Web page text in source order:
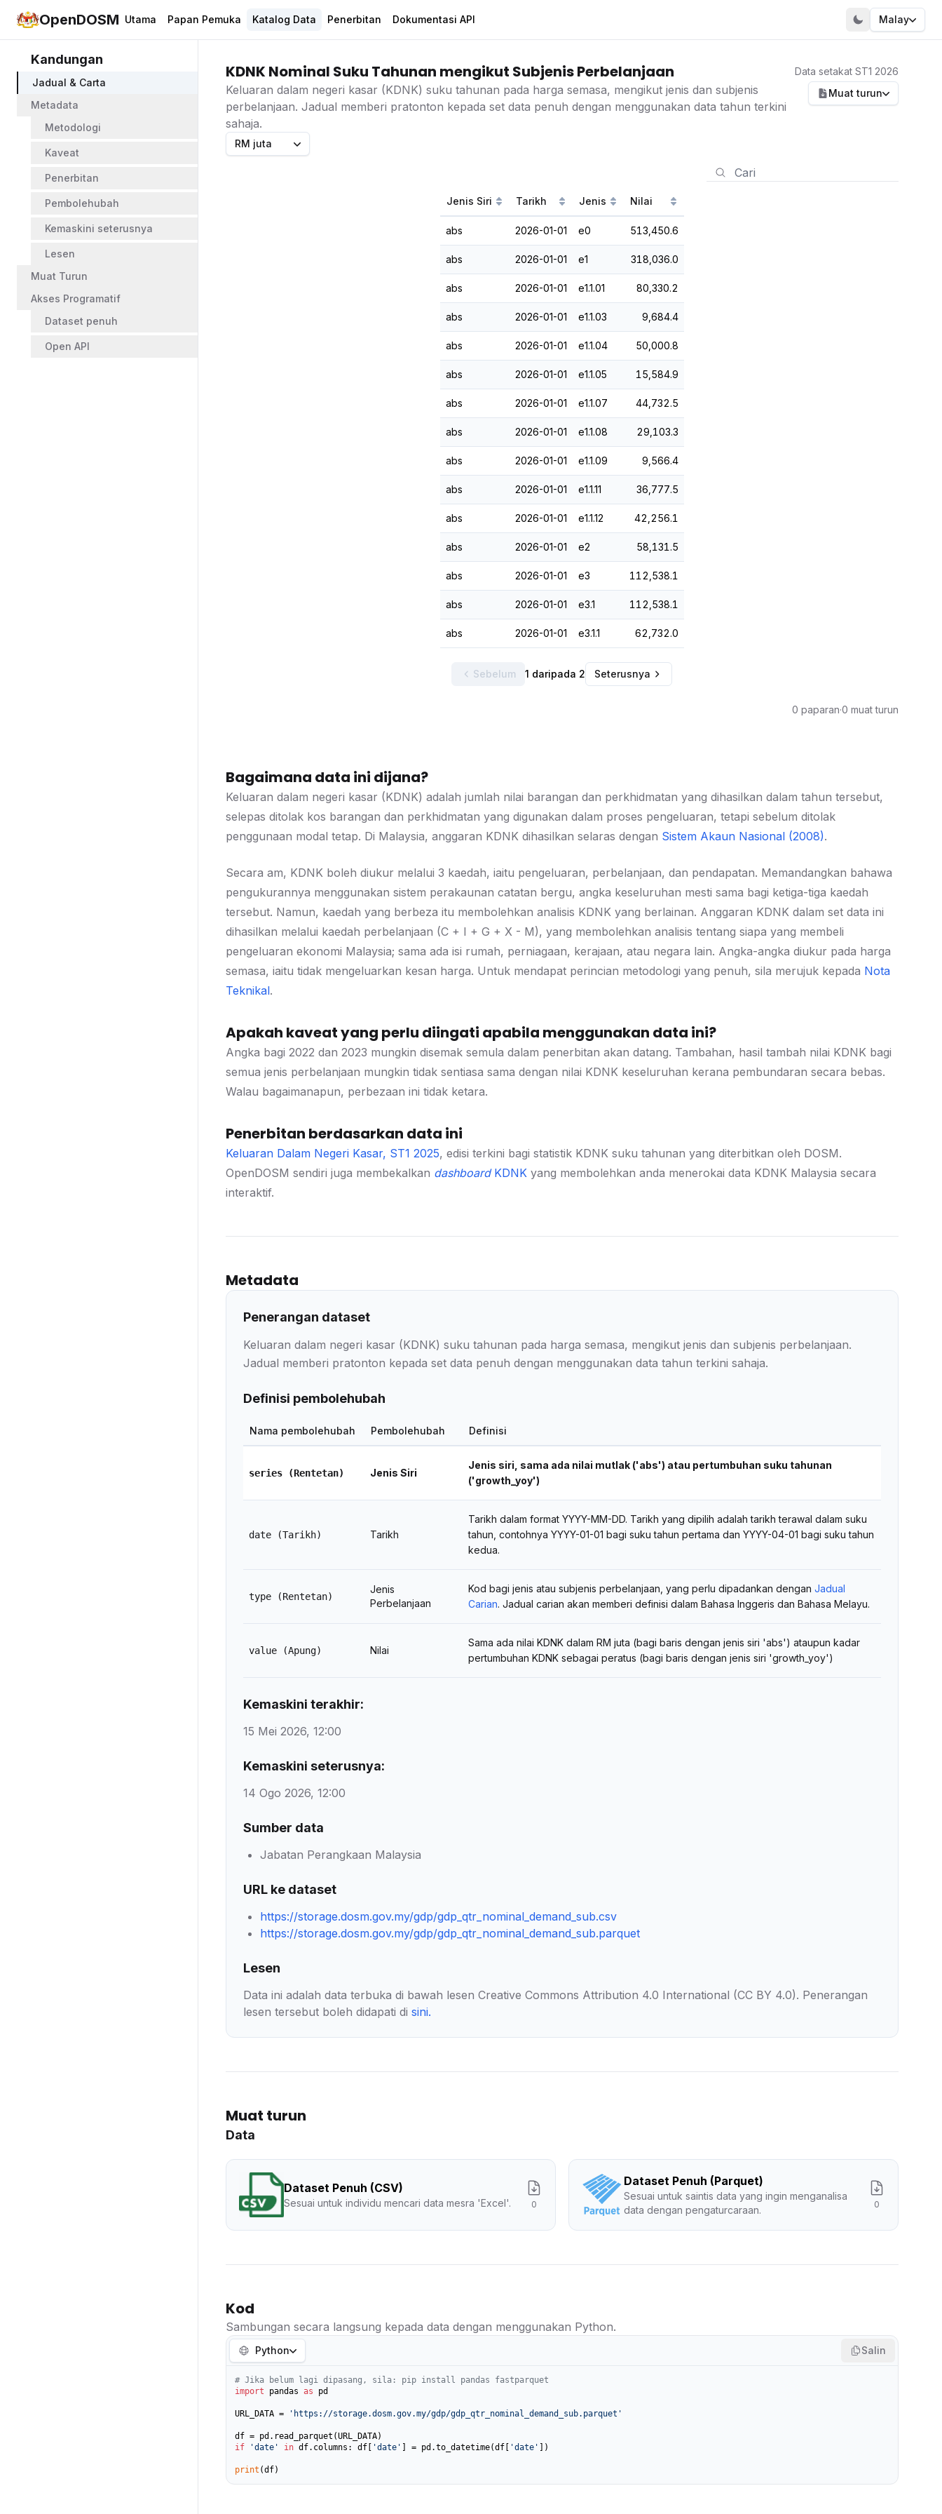
OpenDOSM Utama Papan Pemuka Katalog Data Penerbitan Dokumentasi API Malay
Kandungan
Jadual & Carta
Metadata
Metodologi
Kaveat
Penerbitan
Pembolehubah
Kemaskini seterusnya
Lesen
Muat Turun
Akses Programatif
Dataset penuh
Open API
KDNK Nominal Suku Tahunan mengikut Subjenis Perbelanjaan Data setakat ST1 2026
Keluaran dalam negeri kasar (KDNK) suku tahunan pada harga semasa, mengikut jenis dan subjenis
perbelanjaan. Jadual memberi pratonton kepada set data penuh dengan menggunakan data tahun terkini
sahaja.
Muat turun
RM juta
Jenis Siri Tarikh Jenis Nilai
abs 2026-01-01 e0 513,450.6
abs 2026-01-01 e1 318,036.0
abs 2026-01-01 e1.1.01 80,330.2
abs 2026-01-01 e1.1.03 9,684.4
abs 2026-01-01 e1.1.04 50,000.8
abs 2026-01-01 e1.1.05 15,584.9
abs 2026-01-01 e1.1.07 44,732.5
abs 2026-01-01 e1.1.08 29,103.3
abs 2026-01-01 e1.1.09 9,566.4
abs 2026-01-01 e1.1.11 36,777.5
abs 2026-01-01 e1.1.12 42,256.1
abs 2026-01-01 e2 58,131.5
abs 2026-01-01 e3 112,538.1
abs 2026-01-01 e3.1 112,538.1
abs 2026-01-01 e3.1.1 62,732.0
Sebelum 1 daripada 2 Seterusnya
0 paparan·0 muat turun
Bagaimana data ini dijana?
Keluaran dalam negeri kasar (KDNK) adalah jumlah nilai barangan dan perkhidmatan yang dihasilkan dalam tahun tersebut,
selepas ditolak kos barangan dan perkhidmatan yang digunakan dalam proses pengeluaran, tetapi sebelum ditolak
penggunaan modal tetap. Di Malaysia, anggaran KDNK dihasilkan selaras dengan Sistem Akaun Nasional (2008).
Secara am, KDNK boleh diukur melalui 3 kaedah, iaitu pengeluaran, perbelanjaan, dan pendapatan. Memandangkan bahawa
pengukurannya menggunakan sistem perakaunan catatan bergu, angka keseluruhan mesti sama bagi ketiga-tiga kaedah
tersebut. Namun, kaedah yang berbeza itu membolehkan analisis KDNK yang berlainan. Anggaran KDNK dalam set data ini
dihasilkan melalui kaedah perbelanjaan (C + I + G + X - M), yang membolehkan analisis tentang siapa yang membeli
pengeluaran ekonomi Malaysia; sama ada isi rumah, perniagaan, kerajaan, atau negara lain. Angka-angka diukur pada harga
semasa, iaitu tidak mengeluarkan kesan harga. Untuk mendapat perincian metodologi yang penuh, sila merujuk kepada Nota
Teknikal.
Apakah kaveat yang perlu diingati apabila menggunakan data ini?
Angka bagi 2022 dan 2023 mungkin disemak semula dalam penerbitan akan datang. Tambahan, hasil tambah nilai KDNK bagi
semua jenis perbelanjaan mungkin tidak sentiasa sama dengan nilai KDNK keseluruhan kerana pembundaran secara bebas.
Walau bagaimanapun, perbezaan ini tidak ketara.
Penerbitan berdasarkan data ini
Keluaran Dalam Negeri Kasar, ST1 2025, edisi terkini bagi statistik KDNK suku tahunan yang diterbitkan oleh DOSM.
OpenDOSM sendiri juga membekalkan dashboardKDNKyang membolehkan anda menerokai data KDNK Malaysia secara
interaktif.
Metadata
Penerangan dataset
Keluaran dalam negeri kasar (KDNK) suku tahunan pada harga semasa, mengikut jenis dan subjenis perbelanjaan.
Jadual memberi pratonton kepada set data penuh dengan menggunakan data tahun terkini sahaja.
Definisi pembolehubah
Nama pembolehubah Pembolehubah Definisi
series (Rentetan) Jenis Siri
Jenis siri, sama ada nilai mutlak ('abs') atau pertumbuhan suku tahunan
('growth_yoy')
date (Tarikh) Tarikh
Tarikh dalam format YYYY-MM-DD. Tarikh yang dipilih adalah tarikh terawal dalam suku
tahun, contohnya YYYY-01-01 bagi suku tahun pertama dan YYYY-04-01 bagi suku tahun
kedua.
type (Rentetan)
Jenis
Perbelanjaan
Kod bagi jenis atau subjenis perbelanjaan, yang perlu dipadankan dengan Jadual
Carian. Jadual carian akan memberi definisi dalam Bahasa Inggeris dan Bahasa Melayu.
value (Apung) Nilai
Sama ada nilai KDNK dalam RM juta (bagi baris dengan jenis siri 'abs') ataupun kadar
pertumbuhan KDNK sebagai peratus (bagi baris dengan jenis siri 'growth_yoy')
Kemaskini terakhir:
15 Mei 2026, 12:00
Kemaskini seterusnya:
14 Ogo 2026, 12:00
Sumber data
Jabatan Perangkaan Malaysia
URL ke dataset
https://storage.dosm.gov.my/gdp/gdp_qtr_nominal_demand_sub.csv
https://storage.dosm.gov.my/gdp/gdp_qtr_nominal_demand_sub.parquet
Lesen
Data ini adalah data terbuka di bawah lesen Creative Commons Attribution 4.0 International (CC BY 4.0). Penerangan
lesen tersebut boleh didapati di sini.
Muat turun
Data
Dataset Penuh (CSV)
Sesuai untuk individu mencari data mesra 'Excel'. 0
Dataset Penuh (Parquet)
Sesuai untuk saintis data yang ingin menganalisa
data dengan pengaturcaraan.
0
Kod
Sambungan secara langsung kepada data dengan menggunakan Python.
Python Salin
# Jika belum lagi dipasang, sila: pip install pandas fastparquet
import pandas as pd
URL_DATA = 'https://storage.dosm.gov.my/gdp/gdp_qtr_nominal_demand_sub.parquet'
if
'date' in df.columns: df[ 'date' ] = pd.to_datetime(df[ 'date' ])
print (df)